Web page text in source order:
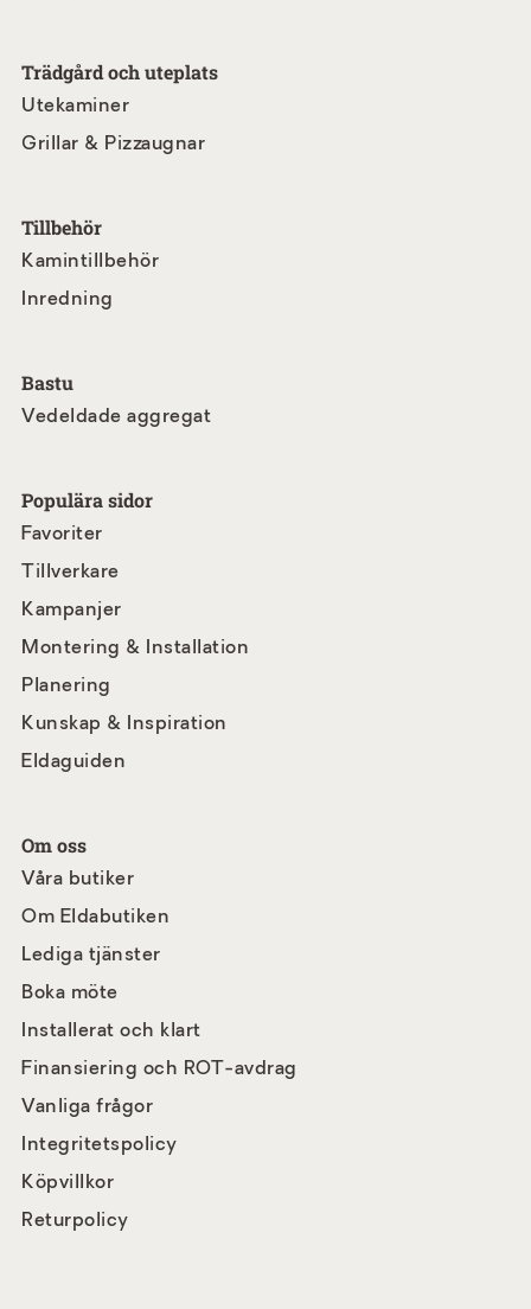
Trädgård och uteplats
Utekaminer
Grillar & Pizzaugnar
Tillbehör
Kamintillbehör
Inredning
Bastu
Vedeldade aggregat
Populära sidor
Favoriter
Tillverkare
Kampanjer
Montering & Installation
Planering
Kunskap & Inspiration
Eldaguiden
Om oss
Våra butiker
Om Eldabutiken
Lediga tjänster
Boka möte
Installerat och klart
Finansiering och ROT-avdrag
Vanliga frågor
Integritetspolicy
Köpvillkor
Returpolicy